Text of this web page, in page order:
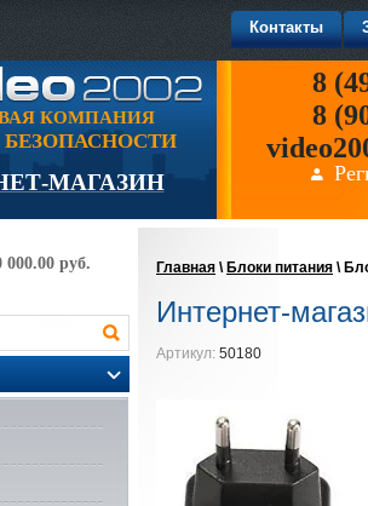
Контакты
000.00 руб. Главная \ Блоки питания \
Интернет-
Артикул: 50180
КОМПАНИЯ
МАГАЗИН
8
8